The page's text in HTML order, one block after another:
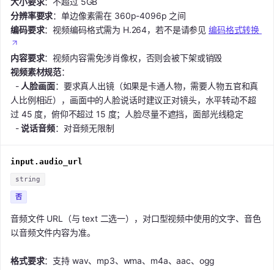
分辨率要求：单边像素需在 360p-4096p 之间
编码要求：视频编码格式需为 H.264，若不是请参见 编码格式转换
内容要求：视频内容需免涉肖像权，否则会被下架或销毁
视频素材规范：
- 人脸画面：要求真人出镜（如果是卡通人物，需要人物五官和真
人比例相近），画面中的人脸说话时建议正对镜头，水平转动不超
过 45 度，俯仰不超过 15 度；人脸尽量不遮挡，面部光线稳定
-说话音频：对音频无限制
input.audio_url
string
否
音频文件 URL（与 text 二选一），对口型视频中使用的文字、音色
以音频文件内容为准。
格式要求：支持 wav、mp3、wma、m4a、aac、ogg